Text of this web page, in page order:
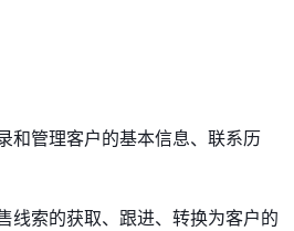
和管理客户的基本信息、联系历
线索的获取、跟进、转换为客户的